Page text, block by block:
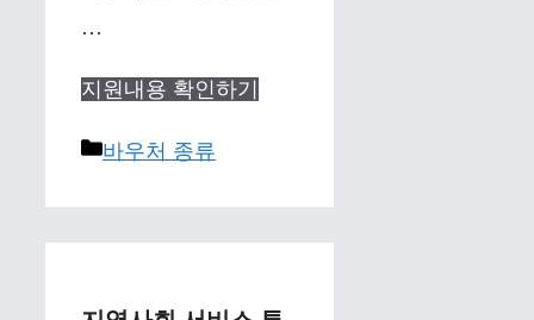
…
지원내용 확인하기
Categories
바우처 종류